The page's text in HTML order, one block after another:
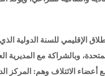
الإقليمي للسنة الدولية
وبالشراكة مع المديرية
أعضاء الائتلاف وهم: المركز